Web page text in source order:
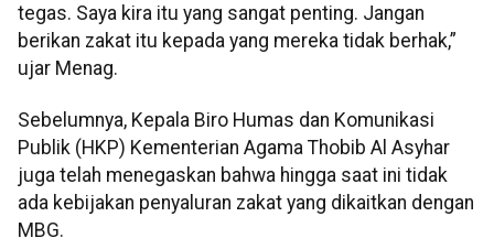
tegas. Saya kira itu yang sangat penting. Jangan
berikan zakat itu kepada yang mereka tidak berhak,”
ujar Menag.
Sebelumnya, Kepala Biro Humas dan Komunikasi
Publik (HKP) Kementerian Agama Thobib Al Asyhar
juga telah menegaskan bahwa hingga saat ini tidak
ada kebijakan penyaluran zakat yang dikaitkan dengan
MBG.